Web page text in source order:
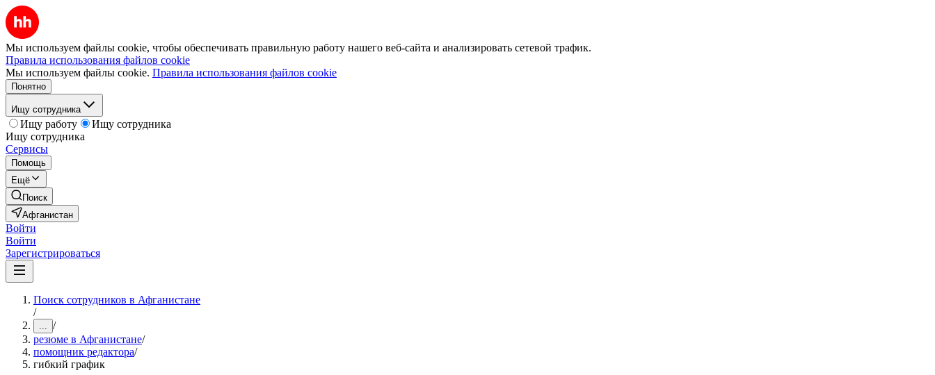
Мы используем файлы cookie, чтобы обеспечивать правильную работу нашего веб-сайта и анализировать сетевой трафик.
Правила использования файлов cookie
Мы используем файлы cookie. Правила использования файлов cookie
Понятно
Ищу сотрудника
Ищу работу
Ищу сотрудника
Ищу сотрудника
Сервисы
Помощь
Ещё
Поиск
Афганистан
Войти
Войти
Зарегистрироваться
Поиск сотрудников в Афганистане
/
... /
резюме в Афганистане/
помощник редактора/
гибкий график